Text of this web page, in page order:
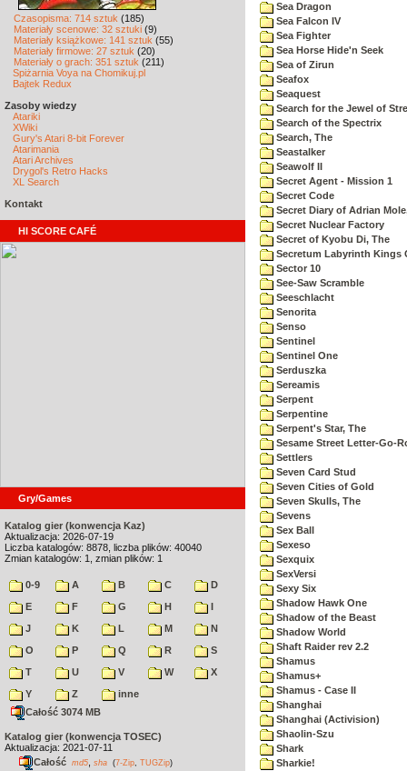
Czasopisma: 714 sztuk (185)
Materiały scenowe: 32 sztuki (9)
Materiały książkowe: 141 sztuk (55)
Materiały firmowe: 27 sztuk (20)
Materiały o grach: 351 sztuk (211)
Spiżarnia Voya na Chomikuj.pl
Bajtek Redux
Zasoby wiedzy
Atariki
XWiki
Gury's Atari 8-bit Forever
Atarimania
Atari Archives
Drygol's Retro Hacks
XL Search
Kontakt
HI SCORE CAFÉ
Gry/Games
Katalog gier (konwencja Kaz)
Aktualizacja: 2026-07-19
Liczba katalogów: 8878, liczba plików: 40040
Zmian katalogów: 1, zmian plików: 1
0-9 A B C
D
E
F G H
I
J
K L M
N
O
P Q R
S
T
U V W
X
Y
Z
inne
Całość 3074 MB
Katalog gier (konwencja TOSEC)
Aktualizacja: 2021-07-11
Całość md5 sha (7-Zip TUGZip)
Sea Dragon
Sea Falcon IV
Sea Fighter
Sea Horse Hide'n Seek
Sea of Zirun
Seafox
Seaquest
Search for the Jewel of
Search of the Spectrix
Search, The
Seastalker
Seawolf II
Secret Agent - Mission 1
Secret Code
Secret Diary of Adrian
Secret Nuclear Factory
Secret of Kyobu Di, The
Secretum Labyrinth Kings
Sector 10
See-Saw Scramble
Seeschlacht
Senorita
Senso
Sentinel
Sentinel One
Serduszka
Sereamis
Serpent
Serpentine
Serpent's Star, The
Sesame Street Letter-Go-
Settlers
Seven Card Stud
Seven Cities of Gold
Seven Skulls, The
Sevens
Sex Ball
Sexeso
Sexquix
SexVersi
Sexy Six
Shadow Hawk One
Shadow of the Beast
Shadow World
Shaft Raider rev 2.2
Shamus
Shamus+
Shamus - Case II
Shanghai
Shanghai (Activision)
Shaolin-Szu
Shark
Sharkie!